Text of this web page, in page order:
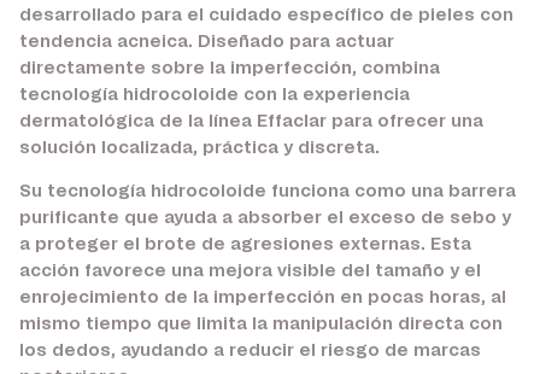
desarrollado para el cuidado específico de pieles con
tendencia acneica. Diseñado para actuar
directamente sobre la imperfección, combina
tecnología hidrocoloide con la experiencia
dermatológica de la línea Effaclar para ofrecer una
solución localizada, práctica y discreta.
Su tecnología hidrocoloide funciona como una barrera
purificante que ayuda a absorber el exceso de sebo y
a proteger el brote de agresiones externas. Esta
acción favorece una mejora visible del tamaño y el
enrojecimiento de la imperfección en pocas horas, al
mismo tiempo que limita la manipulación directa con
los dedos, ayudando a reducir el riesgo de marcas